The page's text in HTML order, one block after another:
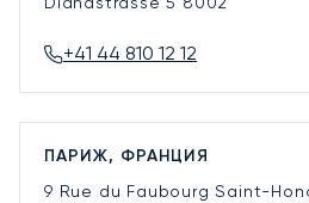
+41 44 810 12 12
ПАРИЖ, ФРАНЦИЯ
9 Rue du Faubourg Saint-